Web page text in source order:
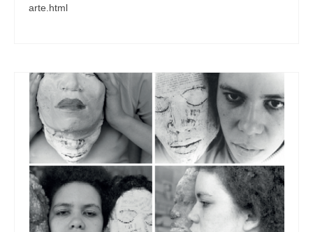
ABOUT ME
BIBLIOGRAPHY
NEWS
CONTACT
arte.html